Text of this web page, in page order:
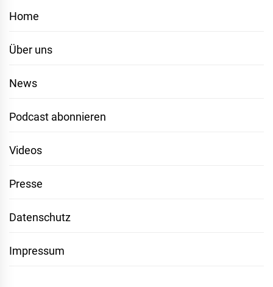
Home
Über uns
News
Podcast abonnieren
Videos
Presse
Datenschutz
Impressum